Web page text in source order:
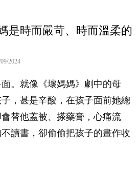
是時而嚴苛、時而溫柔的
2024
。就像《壞媽媽》劇中的母
，甚是辛酸，在孩子面前她總
替他蓋被、搽藥膏，心痛流
讀書，卻偷偷把孩子的畫作收